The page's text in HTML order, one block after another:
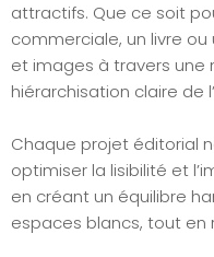
attractifs. Que ce soit
commerciale, un livre
et images à travers une
hiérarchisation claire de
Chaque projet éditorial
optimiser la lisibilité et
en créant un équilibre
espaces blancs, tout